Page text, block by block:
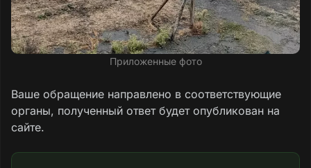
действий по уборке свалки. Ответы от
04.06.2026 г., 19.06.2026 г. и 22.06.2026 г.
прилагаются. Указанные структуры всё
никак не могут поделить территорию и зоны
К тому же с апреля 2026 года территория
двора зарастала травой (высотой до 40–50
Приложенные фото
Ваше обращение направлено в соответствующие
органы, полученный ответ будет опубликован на
сайте.